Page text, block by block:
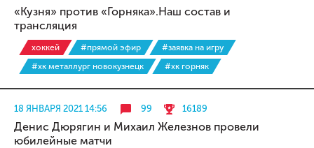
«Кузня» против «Горняка».Наш состав и
трансляция
хоккей #прямой эфир
#заявка на игру
#хк металлург новокузнецк
#хк горняк
18 ЯНВАРЯ 2021 14:56 99 16189
Денис Дюрягин и Михаил Железнов провели
юбилейные матчи